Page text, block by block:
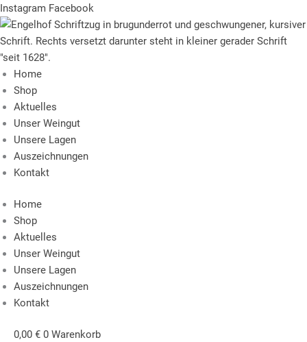
Zum
Inhalt
springen
Instagram Facebook
Home
Shop
Aktuelles
Unser Weingut
Unsere Lagen
Auszeichnungen
Kontakt
Home
Shop
Aktuelles
Unser Weingut
Unsere Lagen
Auszeichnungen
Kontakt
0,00 € 0 Warenkorb
Suchen